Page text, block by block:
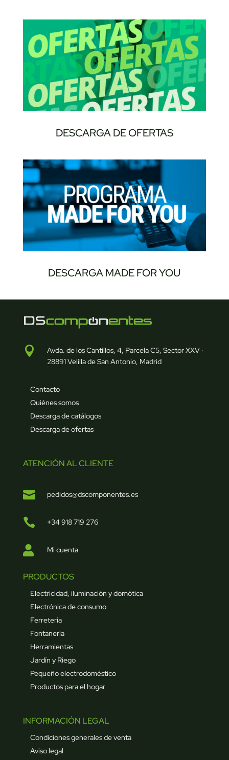
DESCARGA DE OFERTAS
DESCARGA MADE FOR YOU

Avda. de los Cantillos, 4, Parcela C5, Sector XXV ·
28891 Velilla de San Antonio, Madrid
Contacto
Quiénes somos
Descarga de catálogos
Descarga de ofertas
ATENCIÓN AL CLIENTE
 pedidos@dscomponentes.es
 +34 918 719 276
 Mi cuenta
PRODUCTOS
Electricidad, iluminación y domótica
Electrónica de consumo
Ferretería
Fontanería
Herramientas
Jardín y Riego
Pequeño electrodoméstico
Productos para el hogar
INFORMACIÓN LEGAL
Condiciones generales de venta
Aviso legal